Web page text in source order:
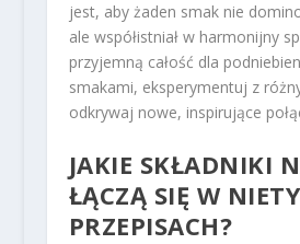
jest, aby żaden smak nie
ale współistniał w harmonijny
przyjemną całość dla
smakami, eksperymentuj z
odkrywaj nowe, inspirujące
JAKIE SKŁADNIKI
ŁĄCZĄ SIĘ W
PRZEPISACH?